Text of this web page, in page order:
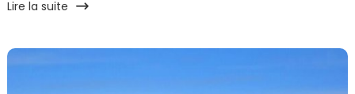
Lire la suite